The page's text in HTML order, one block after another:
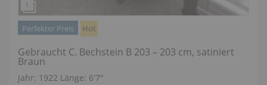
Perfekter Preis Hot
Gebraucht C. Bechstein B 203 – 203 cm, satiniert
Braun
Jahr: 1922 Länge: 6′7″